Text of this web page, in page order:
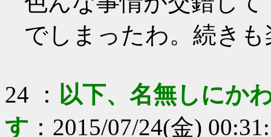
でしまったわ。続き
24 ： 以下、名無しにか
す ： 2015/07/24(金)